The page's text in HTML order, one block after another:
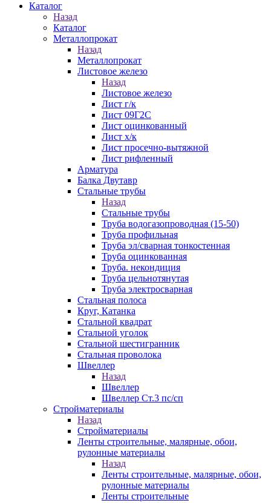
Каталог
Назад
Каталог
Металлопрокат
Назад
Металлопрокат
Листовое железо
Назад
Листовое железо
Лист г/к
Лист 09Г2С
Лист оцинкованный
Лист х/к
Лист просечно-вытяжной
Лист рифленный
Арматура
Балка Двутавр
Стальные трубы
Назад
Стальные трубы
Труба водогазопроводная (15-50)
Труба профильная
Труба эл/сварная тонкостенная
Труба оцинкованная
Труба. некондиция
Труба цельнотянутая
Труба электросварная
Стальная полоса
Круг, Катанка
Стальной квадрат
Стальной уголок
Стальной шестигранник
Стальная проволока
Швеллер
Назад
Швеллер
Швеллер Ст.3 пс/сп
Стройматериалы
Назад
Стройматериалы
Ленты строительные, малярные, обои,
рулонные материалы
Назад
Ленты строительные, малярные, обои,
рулонные материалы
Ленты строительные